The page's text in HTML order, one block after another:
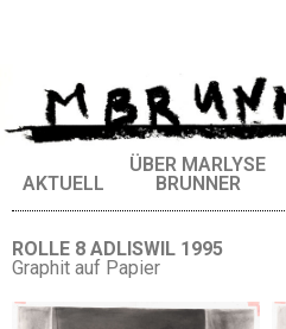
AKTUELL
ÜBER MARLYSE
BRUNNER
ROLLE 8 ADLISWIL 1995
Graphit auf Papier